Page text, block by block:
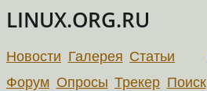
LINUX.ORG.RU
Новости Галерея Статьи
Форум Опросы Трекер Поиск